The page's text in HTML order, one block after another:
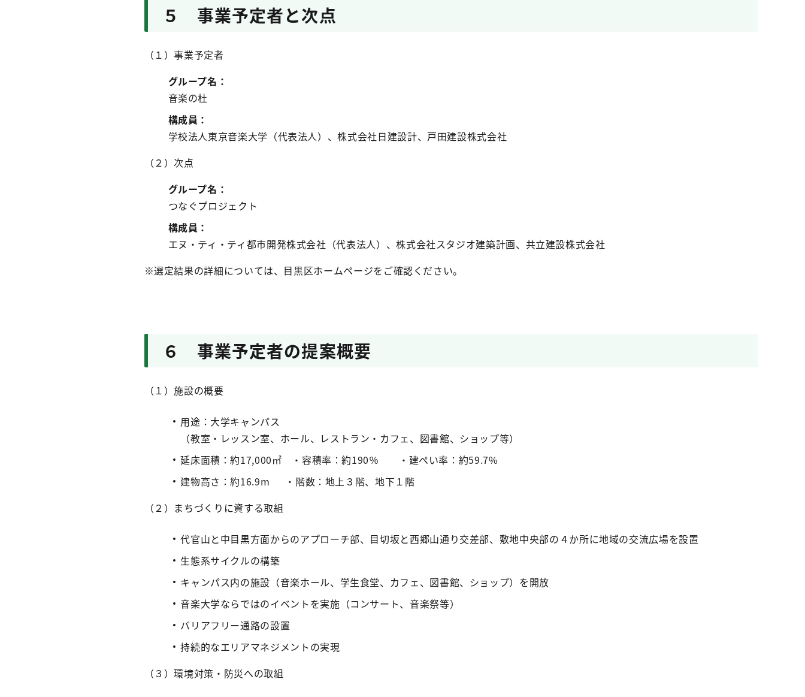
５ 事業予定者と次点
（１）事業予定者
グループ名：
音楽の杜
構成員：
学校法人東京音楽大学（代表法人）、株式会社日建設計、戸田建設株式会社
（２）次点
グループ名：
つなぐプロジェクト
構成員：
エヌ・ティ・ティ都市開発株式会社（代表法人）、株式会社スタジオ建築計画、共立建設株式会社
※選定結果の詳細については、目黒区ホームページをご確認ください。
６ 事業予定者の提案概要
（１）施設の概要
用途：大学キャンパス
（教室・レッスン室、ホール、レストラン・カフェ、図書館、ショップ等）
延床面積：約17,000㎡ ・容積率：約190％ ・建ぺい率：約59.7%
建物高さ：約16.9m ・階数：地上３階、地下１階
（２）まちづくりに資する取組
代官山と中目黒方面からのアプローチ部、目切坂と西郷山通り交差部、敷地中央部の４か所に地域の交流広場を設置
生態系サイクルの構築
キャンパス内の施設（音楽ホール、学生食堂、カフェ、図書館、ショップ）を開放
音楽大学ならではのイベントを実施（コンサート、音楽祭等）
バリアフリー通路の設置
持続的なエリアマネジメントの実現
（３）環境対策・防災への取組